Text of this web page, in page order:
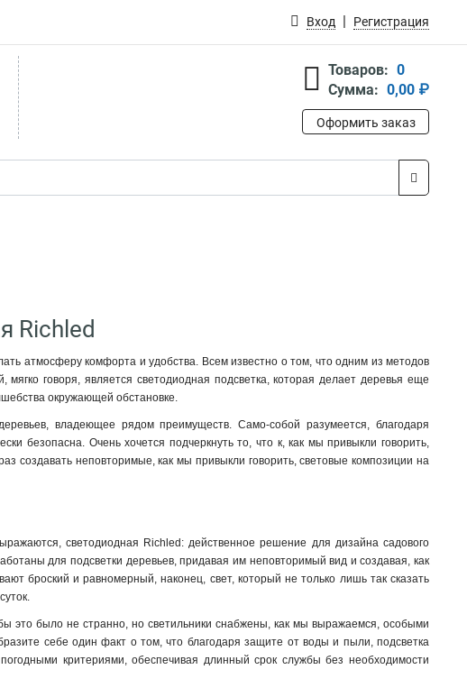
Вход Регистрация
Товаров: 0
Сумма: 0,00 ₽
Оформить заказ
Richled
атмосферу комфорта и удобства. Всем известно о том, что одним из методов
говоря, является светодиодная подсветка, которая делает деревья еще
окружающей обстановке.
владеющее рядом преимуществ. Само-собой разумеется, благодаря
безопасна. Очень хочется подчеркнуть то, что к, как мы привыкли говорить,
создавать неповторимые, как мы привыкли говорить, световые композиции на
светодиодная Richled: действенное решение для дизайна садового
для подсветки деревьев, придавая им неповторимый вид и создавая, как
броский и равномерный, наконец, свет, который не только лишь так сказать
это было не странно, но светильники снабжены, как мы выражаемся, особыми
себе один факт о том, что благодаря защите от воды и пыли, подсветка
критериями, обеспечивая длинный срок службы без необходимости